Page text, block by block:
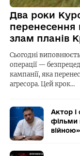
Два роки
перенесення
злам планів
Сьогодні
операції —
кампанії, яка
агресора. Цей крок…
Актор
фільми
війною»